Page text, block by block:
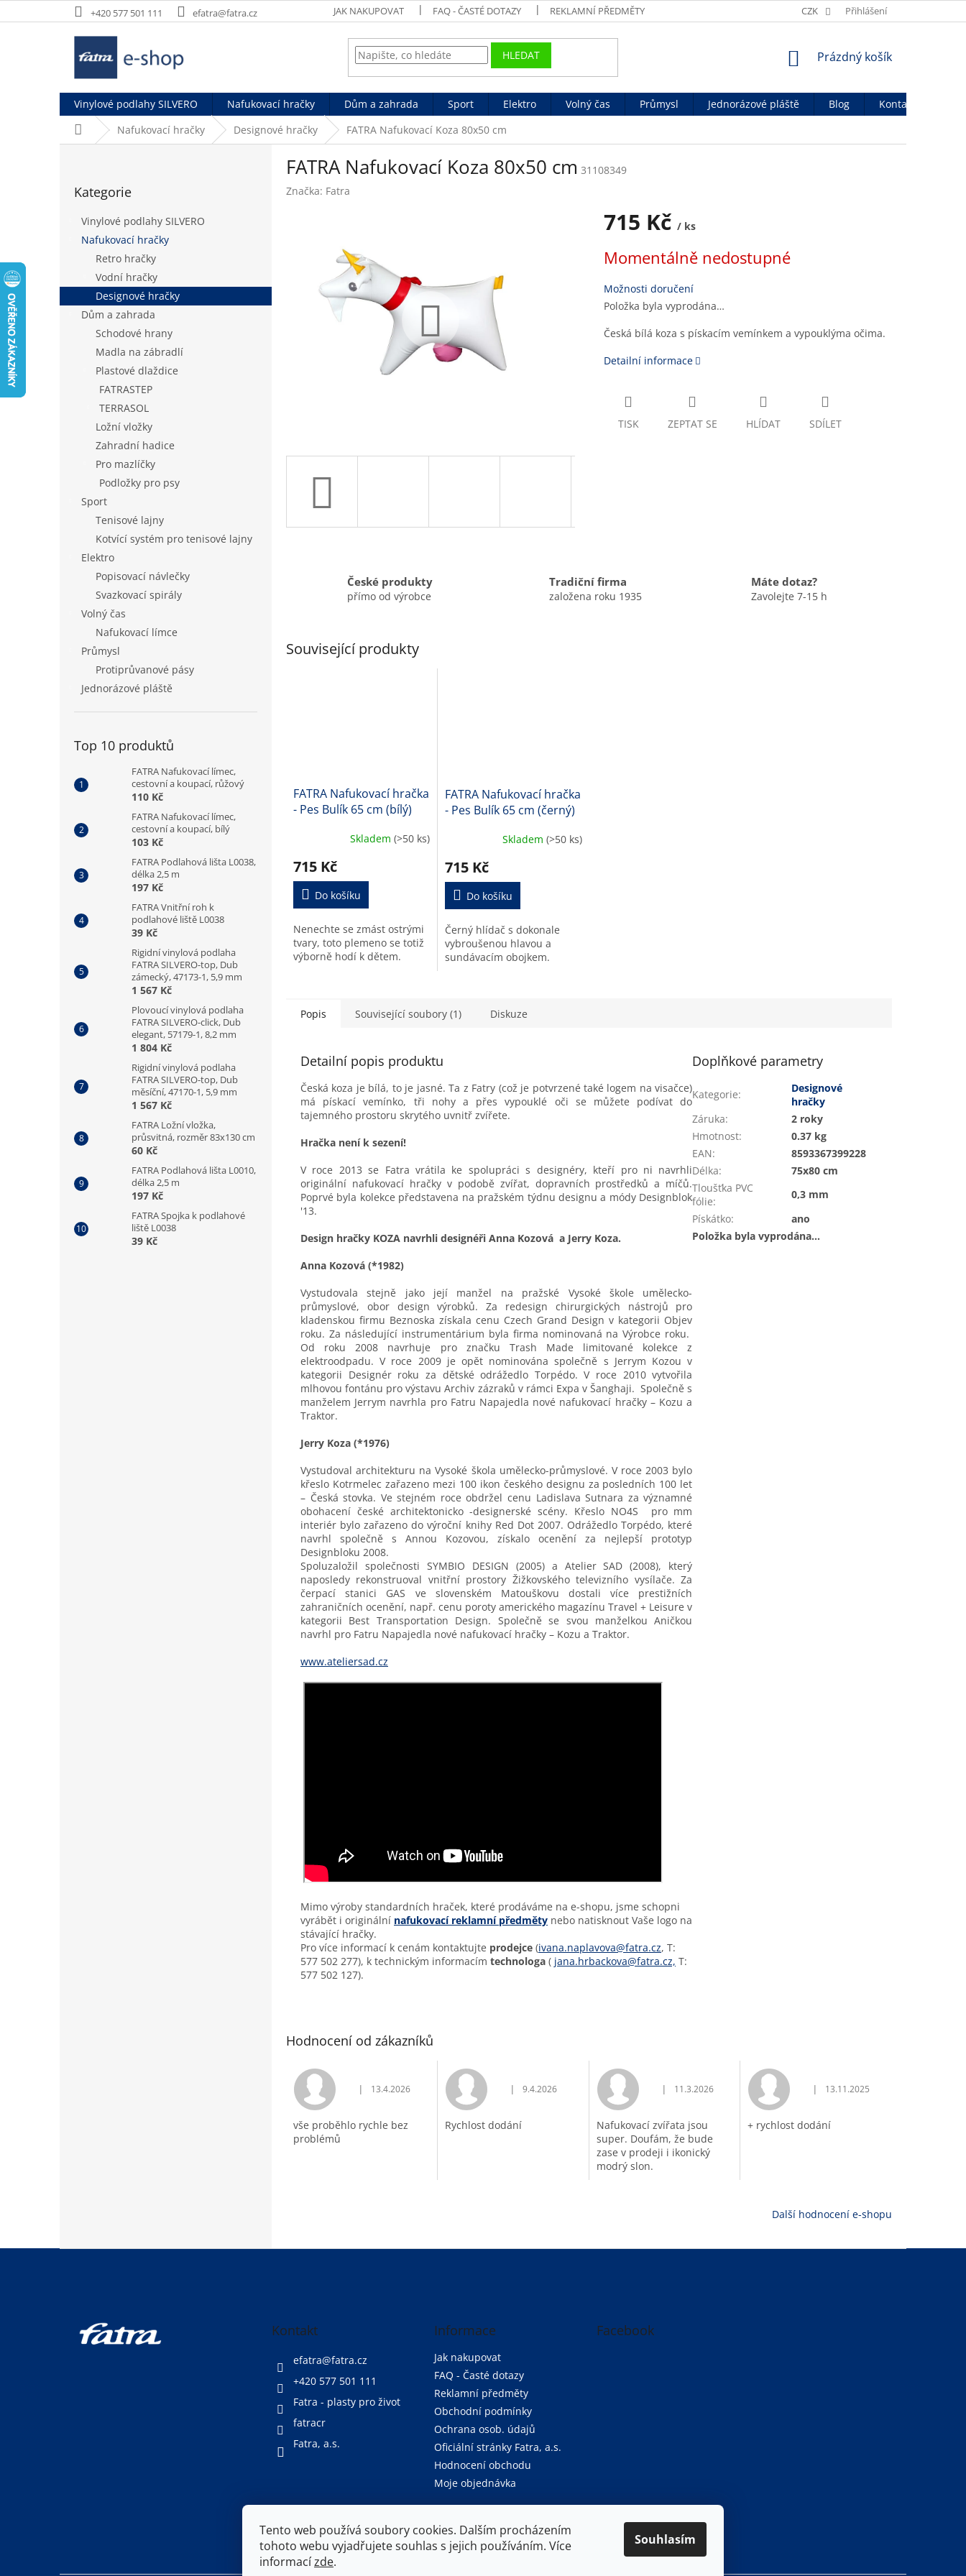
Tento web používá soubory cookies. Dalším procházením
tohoto webu vyjadřujete souhlas s jejich používáním. Více
informacízde.
Souhlasím
na
+420 577 501 111 efatra@fatra.cz JAK NAKUPOVAT FAQ - ČASTÉ DOTAZY REKLAMNÍ PŘEDMĚTY OCHRANA OSOB. ÚDAJŮ
CZK Přihlášení
HLEDAT
NÁKUPNÍ
Prázdný košík
Vinylové podlahy SILVERO Nafukovací hračky Dům a zahrada Sport Elektro Volný čas Průmysl Jednorázové pláště Blog
Kontakty
Domů Nafukovací hračky Designové hračky FATRA Nafukovací Koza 80x50 cm
a
kategorie
Kategorie
Vinylové podlahy SILVERO
Nafukovací hračky
Retro hračky
Vodní hračky
Designové hračky
Dům a zahrada
Schodové hrany
Madla na zábradlí
Plastové dlaždice
FATRASTEP
TERRASOL
Ložní vložky
Zahradní hadice
Pro mazlíčky
Podložky pro psy
Sport
Tenisové lajny
Kotvící systém pro tenisové lajny
Elektro
Popisovací návlečky
Svazkovací spirály
Volný čas
Nafukovací límce
Průmysl
Protiprůvanové pásy
Jednorázové pláště
Top 10 produktů
FATRA Nafukovací límec,
cestovní a koupací, růžový
110 Kč
FATRA Nafukovací límec,
cestovní a koupací, bílý
103 Kč
FATRA Podlahová lišta L0038,
délka 2,5 m
197 Kč
FATRA Vnitřní roh k
podlahové liště L0038
39 Kč
Rigidní vinylová podlaha
FATRA SILVERO-top, Dub
zámecký, 47173-1, 5,9 mm
1 567 Kč
Plovoucí vinylová podlaha
FATRA SILVERO-click, Dub
elegant, 57179-1, 8,2 mm
1 804 Kč
Rigidní vinylová podlaha
FATRA SILVERO-top, Dub
měsíční, 47170-1, 5,9 mm
1 567 Kč
FATRA Ložní vložka,
průsvitná, rozměr 83x130 cm
60 Kč
FATRA Podlahová lišta L0010,
délka 2,5 m
197 Kč
FATRA Spojka k podlahové
liště L0038
39 Kč
FATRA Nafukovací Koza 80x50 cm 31108349
Značka: Fatra
715 Kč / ks
cena:
Momentálně nedostupné
Možnosti doručení
Položka byla vyprodána…
Česká bílá koza s pískacím vemínkem a vypouklýma očima.
Detailní informace
TISK ZEPTAT SE HLÍDAT SDÍLET
České produkty
přímo od výrobce
Tradiční firma
založena roku 1935
Máte dotaz?
Zavolejte 7-15 h
Související produkty
FATRA Nafukovací hračka
- Pes Bulík 65 cm (bílý)
Skladem (>50 ks)
715 Kč
Do košíku
Nenechte se zmást ostrými
tvary, toto plemeno se totiž
výborně hodí k dětem.
FATRA Nafukovací hračka
- Pes Bulík 65 cm (černý)
Skladem (>50 ks)
715 Kč
Do košíku
Černý hlídač s dokonale
vybroušenou hlavou a
sundávacím obojkem.
Popis Související soubory (1) Diskuze
Detailní popis produktu
Česká koza je bílá, to je jasné. Ta z Fatry (což je potvrzené také logem na visačce)
má pískací vemínko, tři nohy a přes vypouklé oči se můžete podívat do
tajemného prostoru skrytého uvnitř zvířete.
Hračka není k sezení!
V roce 2013 se Fatra vrátila ke spolupráci s designéry, kteří pro ni navrhli
originální nafukovací hračky v podobě zvířat, dopravních prostředků a míčů.
Poprvé byla kolekce představena na pražském týdnu designu a módy Designblok
'13.
Design hračky KOZA navrhli designéři Anna Kozová a Jerry Koza.
Anna Kozová (*1982)
Vystudovala stejně jako její manžel na pražské Vysoké škole umělecko-
průmyslové, obor design výrobků. Za redesign chirurgických nástrojů pro
kladenskou firmu Beznoska získala cenu Czech Grand Design v kategorii Objev
roku. Za následující instrumentárium byla firma nominovaná na Výrobce roku.
Od roku 2008 navrhuje pro značku Trash Made limitované kolekce z
elektroodpadu. V roce 2009 je opět nominována společně s Jerrym Kozou v
kategorii Designér roku za dětské odrážedlo Torpédo. V roce 2010 vytvořila
mlhovou fontánu pro výstavu Archiv zázraků v rámci Expa v Šanghaji. Společně s
manželem Jerrym navrhla pro Fatru Napajedla nové nafukovací hračky – Kozu a
Traktor.
Jerry Koza (*1976)
Vystudoval architekturu na Vysoké škola umělecko-průmyslové. V roce 2003 bylo
křeslo Kotrmelec zařazeno mezi 100 ikon českého designu za posledních 100 let
– Česká stovka. Ve stejném roce obdržel cenu Ladislava Sutnara za významné
obohacení české architektonicko -designerské scény. Křeslo NO4S pro mm
interiér bylo zařazeno do výroční knihy Red Dot 2007. Odrážedlo Torpédo, které
navrhl společně s Annou Kozovou, získalo ocenění za nejlepší prototyp
Designbloku 2008.
Spoluzaložil společnosti SYMBIO DESIGN (2005) a Atelier SAD (2008), který
naposledy rekonstruoval vnitřní prostory Žižkovského televizního vysílače. Za
čerpací stanici GAS ve slovenském Matouškovu dostali více prestižních
zahraničních ocenění, např. cenu poroty amerického magazínu Travel + Leisure v
kategorii Best Transportation Design. Společně se svou manželkou Aničkou
navrhl pro Fatru Napajedla nové nafukovací hračky – Kozu a Traktor.
www.ateliersad.cz
Mimo výroby standardních hraček, které prodáváme na e-shopu, jsme schopni
vyrábět i originální nafukovací reklamní předměty nebo natisknout Vaše logo na
stávající hračky.
Pro více informací k cenám kontaktujte prodejce (ivana.naplavova@fatra.cz, T:
577 502 277), k technickým informacím technologa ( jana.hrbackova@fatra.cz, T:
577 502 127).
Doplňkové parametry
Kategorie:
Designové
hračky
Záruka:
2 roky
Hmotnost:
0.37 kg
EAN:
8593367399228
Délka:
75x80 cm
Tloušťka PVC
fólie:
0,3 mm
Pískátko:
ano
Položka byla vyprodána…
Hodnocení od zákazníků
Hodnocení obchodu je 5 z 5 hvězdiček.
| 13.4.2026
vše proběhlo rychle bez
problémů
Hodnocení obchodu je 5 z 5 hvězdiček.
| 9.4.2026
Rychlost dodání
Hodnocení obchodu je 5 z 5 hvězdiček.
| 11.3.2026
Nafukovací zvířata jsou
super. Doufám, že bude
zase v prodeji i ikonický
modrý slon.
Hodnocení obchodu je 5 z 5
| 13.11.2025
+ rychlost dodání
Další hodnocení e-shopu
Z
Kontakt
efatra@fatra.cz
+420 577 501 111
Fatra - plasty pro život
fatracr
Fatra, a.s.
Informace
Jak nakupovat
FAQ - Časté dotazy
Reklamní předměty
Obchodní podmínky
Ochrana osob. údajů
Oficiální stránky Fatra, a.s.
Hodnocení obchodu
Moje objednávka
Facebook
Oficiální stránky společnosti Fatra, a.s.